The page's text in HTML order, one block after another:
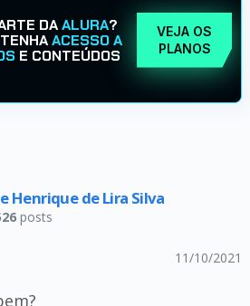
DAALURA?
ACESSO A
E CONTEÚDOS
VEJA OS
PLANOS
Henrique de Lira Silva
posts
11/10/2021